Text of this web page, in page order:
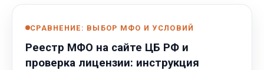
СРАВНЕНИЕ: ВЫБОР МФО И УСЛОВИЙ
Реестр МФО на сайте ЦБ РФ и
проверка лицензии: инструкция